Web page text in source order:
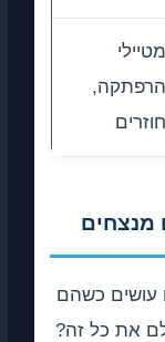
מטיילי
הרפתקה,
חוזרים
עושים כשהם
את כל זה?